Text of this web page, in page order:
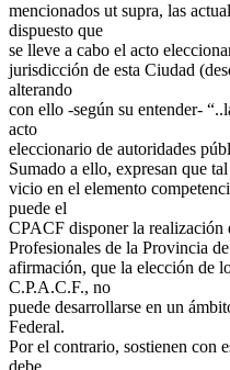
mencionados ut supra, las
dispuesto que
se lleve a cabo el acto
jurisdicción de esta Ciudad
alterando
con ello -según su entender-
acto
eleccionario de autoridades
Sumado a ello, expresan que
vicio en el elemento
puede el
CPACF disponer la realización
Profesionales de la Provincia
afirmación, que la elección de
C.P.A.C.F., no
puede desarrollarse en un
Federal.
Por el contrario, sostienen con
debe